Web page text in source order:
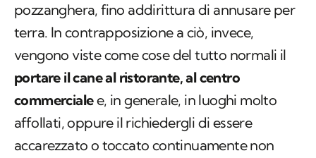
pozzanghera, fino addirittura di annusare per
terra. In contrapposizione a ciò, invece,
vengono viste come cose del tutto normali il
portare il cane al ristorante, al centro
commercialee, in generale, in luoghi molto
affollati, oppure il richiedergli di essere
accarezzato o toccato continuamente non